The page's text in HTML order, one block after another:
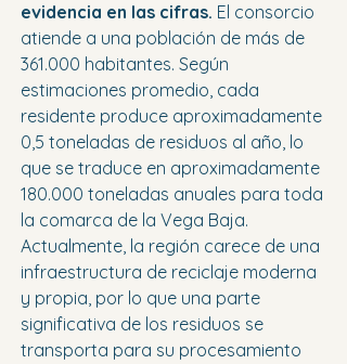
evidencia en las cifras. El consorcio
atiende a una población de más de
361.000 habitantes. Según
estimaciones promedio, cada
residente produce aproximadamente
0,5 toneladas de residuos al año, lo
que se traduce en aproximadamente
180.000 toneladas anuales para toda
la comarca de la Vega Baja.
Actualmente, la región carece de una
infraestructura de reciclaje moderna
y propia, por lo que una parte
significativa de los residuos se
transporta para su procesamiento